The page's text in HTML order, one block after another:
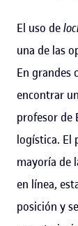
El uso de
una de las
En grandes
encontrar
profesor de
logística. El
mayoría de
en línea,
posición y